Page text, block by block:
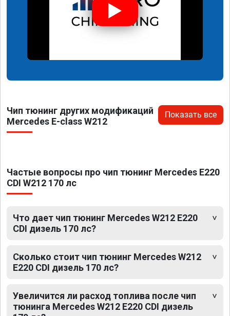
Чип тюнинг других модификаций
Mercedes E-class W212
Показать все
Частые вопросы про чип тюнинг Mercedes E220
CDI W212 170 лс
Что дает чип тюнинг Mercedes W212 E220
CDI дизель 170 лс?
Сколько стоит чип тюнинг Mercedes W212
E220 CDI дизель 170 лс?
Увеличится ли расход топлива после чип
тюнинга Mercedes W212 E220 CDI дизель